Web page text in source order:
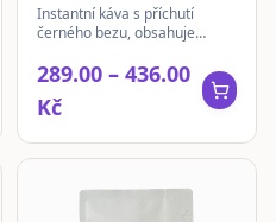
Elderberry |
instantní
Instantní káva s příchutí
černého bezu, obsahuje
a MCT olej. Vhodná pro keto
289.00 – 436.00
Kč